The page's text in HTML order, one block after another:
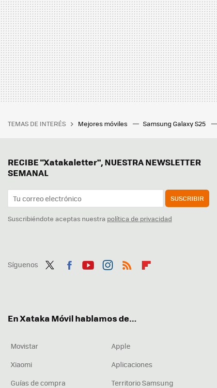
TEMAS DE INTERÉS Mejores móviles Samsung Galaxy S25
RECIBE "Xatakaletter", NUESTRA NEWSLETTER
SEMANAL
SUSCRIBIR
Suscribiéndote aceptas nuestra política de privacidad
Síguenos
En Xataka Móvil hablamos de...
Movistar
Apple
Xiaomi
Aplicaciones
Guías de compra
Territorio Samsung